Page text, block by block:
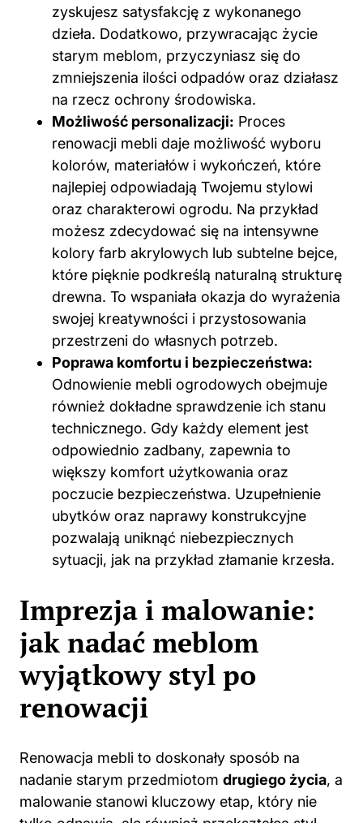
zyskujesz satysfakcję z wykonanego
dzieła. Dodatkowo, przywracając życie
starym meblom, przyczyniasz się do
zmniejszenia ilości odpadów oraz działasz
na rzecz ochrony środowiska.
Możliwość personalizacji: Proces
renowacji mebli daje możliwość wyboru
kolorów, materiałów i wykończeń, które
najlepiej odpowiadają Twojemu stylowi
oraz charakterowi ogrodu. Na przykład
możesz zdecydować się na intensywne
kolory farb akrylowych lub subtelne bejce,
które pięknie podkreślą naturalną strukturę
drewna. To wspaniała okazja do wyrażenia
swojej kreatywności i przystosowania
przestrzeni do własnych potrzeb.
Poprawa komfortu i bezpieczeństwa:
Odnowienie mebli ogrodowych obejmuje
również dokładne sprawdzenie ich stanu
technicznego. Gdy każdy element jest
odpowiednio zadbany, zapewnia to
większy komfort użytkowania oraz
poczucie bezpieczeństwa. Uzupełnienie
ubytków oraz naprawy konstrukcyjne
pozwalają uniknąć niebezpiecznych
sytuacji, jak na przykład złamanie krzesła.
Imprezja i malowanie:
jak nadać meblom
wyjątkowy styl po
renowacji
Renowacja mebli to doskonały sposób na
nadanie starym przedmiotom drugiego życia, a
malowanie stanowi kluczowy etap, który nie